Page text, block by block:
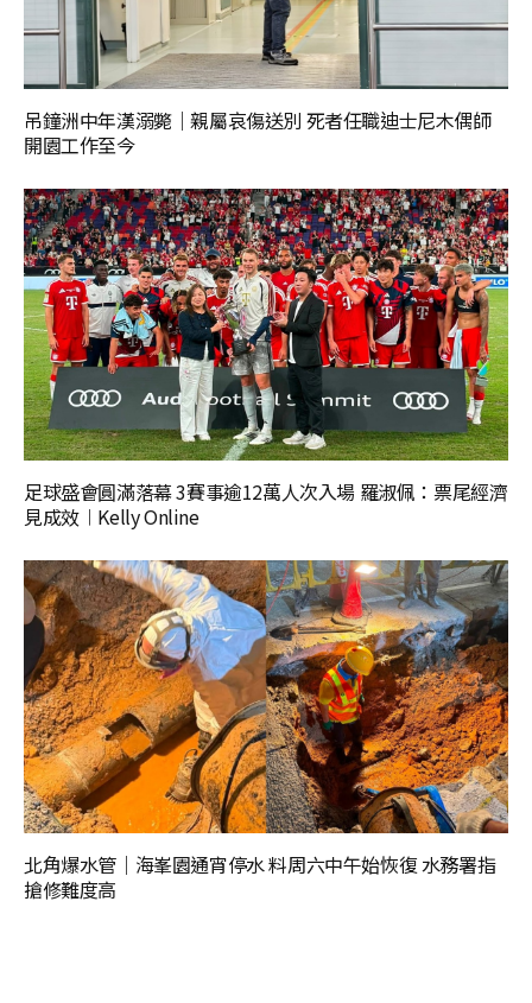
吊鐘洲中年漢溺斃｜親屬哀傷送別 死者任職迪士尼木偶師
開園工作至今
足球盛會圓滿落幕 3賽事逾12萬人次入場 羅淑佩：票尾經濟
見成效︱Kelly Online
北角爆水管｜海峯園通宵停水 料周六中午始恢復 水務署指
搶修難度高